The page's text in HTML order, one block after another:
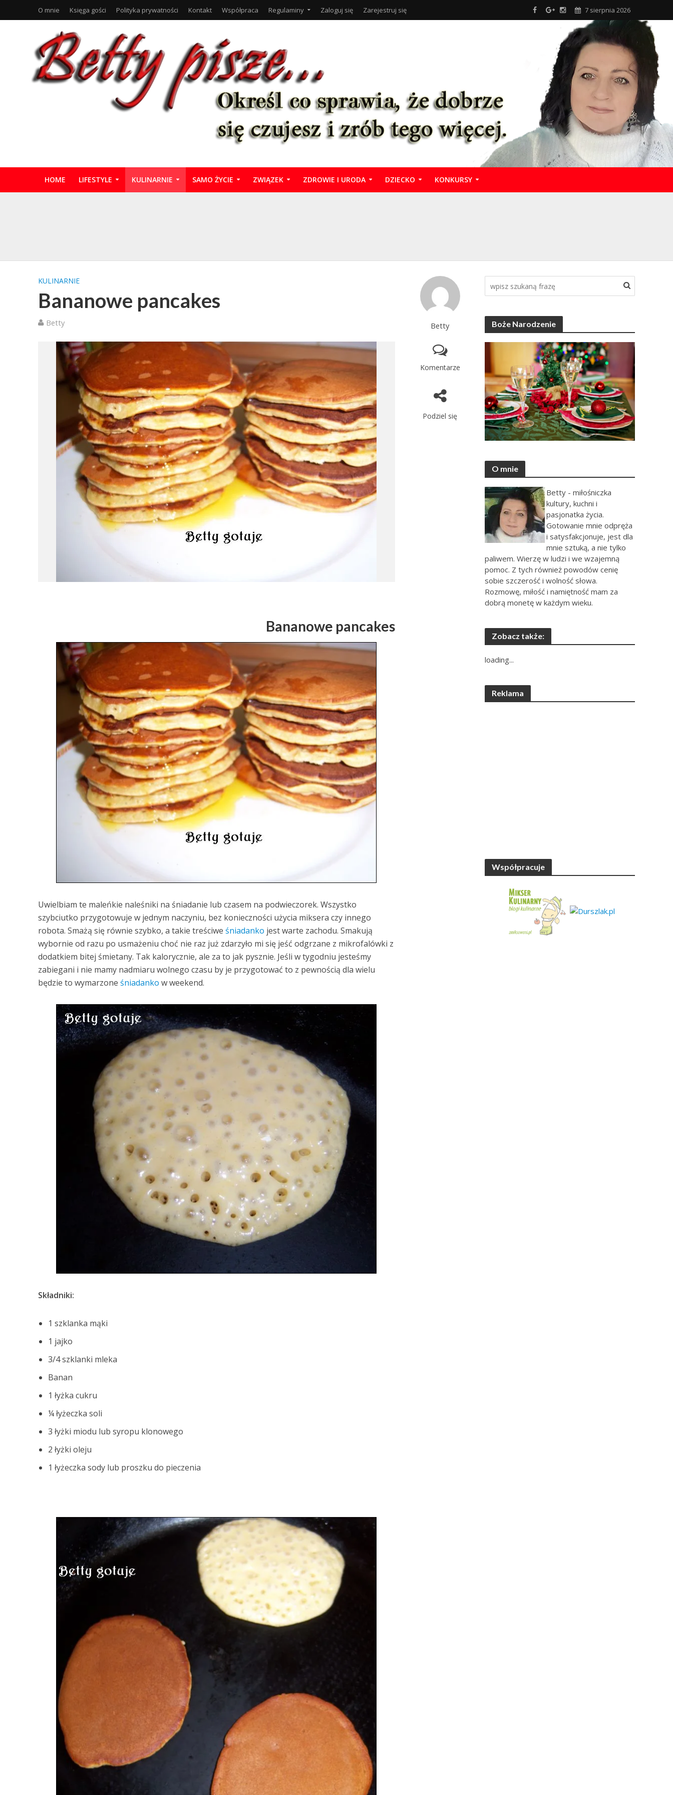
O mnie Księga gości Polityka prywatności Kontakt Współpraca Regulaminy Zaloguj się Zarejestruj się 7 sierpnia 2026
HOME LIFESTYLE KULINARNIE SAMO ŻYCIE ZWIĄZEK ZDROWIE I URODA DZIECKO KONKURSY
Betty
Komentarze
Podziel się
KULINARNIE
Bananowe pancakes
Betty
Bananowe pancakes
Uwielbiam te maleńkie naleśniki na śniadanie lub czasem na podwieczorek. Wszystko
szybciutko przygotowuje w jednym naczyniu, bez konieczności użycia miksera czy innego
robota. Smażą się równie szybko, a takie treściwe śniadanko jest warte zachodu. Smakują
wybornie od razu po usmażeniu choć nie raz już zdarzyło mi się jeść odgrzane z mikrofalówki z
dodatkiem bitej śmietany. Tak kalorycznie, ale za to jak pysznie. Jeśli w tygodniu jesteśmy
zabiegani i nie mamy nadmiaru wolnego czasu by je przygotować to z pewnością dla wielu
będzie to wymarzone śniadanko w weekend.
Składniki:
1 szklanka mąki
1 jajko
3/4 szklanki mleka
Banan
1 łyżka cukru
¼ łyżeczka soli
3 łyżki miodu lub syropu klonowego
2 łyżki oleju
1 łyżeczka sody lub proszku do pieczenia
Boże Narodzenie
O mnie
Betty - miłośniczka
kultury, kuchni i
pasjonatka życia.
Gotowanie mnie odpręża
i satysfakcjonuje, jest dla
mnie sztuką, a nie tylko
paliwem. Wierzę w ludzi i we wzajemną
pomoc. Z tych również powodów cenię
sobie szczerość i wolność słowa.
Rozmowę, miłość i namiętność mam za
dobrą monetę w każdym wieku.
Zobacz także:
loading...
Reklama
Współpracuje